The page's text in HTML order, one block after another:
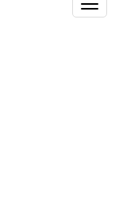
Toggle